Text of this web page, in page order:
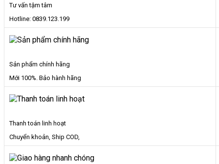
Tư vấn tậm tâm
Hotline: 0839.123.199
Sản phẩm chính hãng
Mới 100%. Bảo hành hãng
Thanh toán linh hoạt
Chuyển khoản, Ship COD,